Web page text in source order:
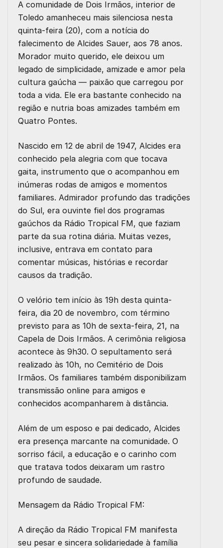
A comunidade de Dois Irmãos, interior de
Toledo amanheceu mais silenciosa nesta
quinta-feira (20), com a notícia do
falecimento de Alcides Sauer, aos 78 anos.
Morador muito querido, ele deixou um
legado de simplicidade, amizade e amor pela
cultura gaúcha — paixão que carregou por
toda a vida. Ele era bastante conhecido na
região e nutria boas amizades também em
Quatro Pontes.
Nascido em 12 de abril de 1947, Alcides era
conhecido pela alegria com que tocava
gaita, instrumento que o acompanhou em
inúmeras rodas de amigos e momentos
familiares. Admirador profundo das tradições
do Sul, era ouvinte fiel dos programas
gaúchos da Rádio Tropical FM, que faziam
parte da sua rotina diária. Muitas vezes,
inclusive, entrava em contato para
comentar músicas, histórias e recordar
causos da tradição.
O velório tem início às 19h desta quinta-
feira, dia 20 de novembro, com término
previsto para as 10h de sexta-feira, 21, na
Capela de Dois Irmãos. A cerimônia religiosa
acontece às 9h30. O sepultamento será
realizado às 10h, no Cemitério de Dois
Irmãos. Os familiares também disponibilizam
transmissão online para amigos e
conhecidos acompanharem à distância.
Além de um esposo e pai dedicado, Alcides
era presença marcante na comunidade. O
sorriso fácil, a educação e o carinho com
que tratava todos deixaram um rastro
profundo de saudade.
Mensagem da Rádio Tropical FM:
A direção da Rádio Tropical FM manifesta
seu pesar e sincera solidariedade à família